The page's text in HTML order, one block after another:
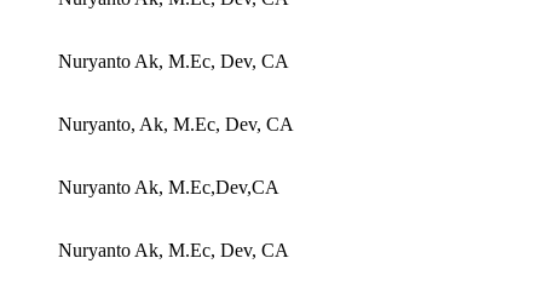
Nuryanto Ak, M.Ec, Dev, CA
Nuryanto, Ak, M.Ec, Dev, CA
Nuryanto Ak, M.Ec,Dev,CA
Nuryanto Ak, M.Ec, Dev, CA